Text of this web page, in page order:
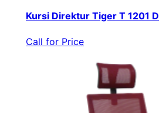
Kursi Direktur Tiger T 1201 D
Call for Price